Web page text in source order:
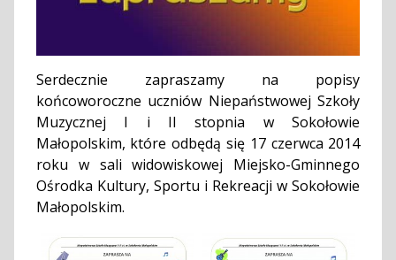
Serdecznie zapraszamy na popisy
końcoworoczne uczniów Niepaństwowej Szkoły
Muzycznej I i II stopnia w Sokołowie
Małopolskim, które odbędą się 17 czerwca 2014
roku w sali widowiskowej Miejsko-Gminnego
Ośrodka Kultury, Sportu i Rekreacji w Sokołowie
Małopolskim.